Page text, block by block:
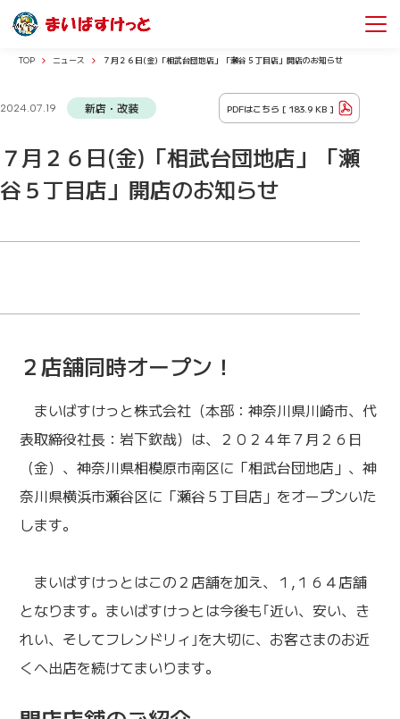
TOP ニュース ７月２６日(金)「相武台団地店」「瀬谷５丁目店」開店のお知らせ
2024.07.19 新店・改装 PDFはこちら [ 183.9 KB ]
７月２６日(金)「相武台団地店」「瀬
谷５丁目店」開店のお知らせ
２店舗同時オープン！
まいばすけっと株式会社（本部：神奈川県川崎市、代
表取締役社長：岩下欽哉）は、２０２４年７月２６日
（金）、神奈川県相模原市南区に「相武台団地店」、神
奈川県横浜市瀬谷区に「瀬谷５丁目店」をオープンいた
します。
まいばすけっとはこの２店舗を加え、１,１６４店舗
となります。まいばすけっとは今後も｢近い、安い、き
れい、そしてフレンドリィ｣を大切に、お客さまのお近
くへ出店を続けてまいります。